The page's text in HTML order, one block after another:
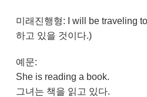
미래진행형: I will be traveling
하고 있을 것이다.)​
예문:
She is reading a book.
그녀는 책을 읽고 있다.